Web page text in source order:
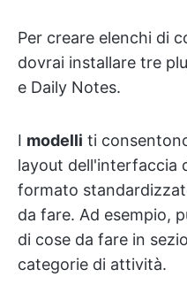
Per creare elenchi di
dovrai installare tre
e Daily Notes.
I modelli ti
layout dell'interfaccia
formato
da fare. Ad esempio,
di cose da fare in
categorie di attività.